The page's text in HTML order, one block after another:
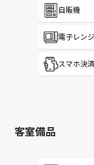
自販機
電子レンジ
スマホ決済
客室備品